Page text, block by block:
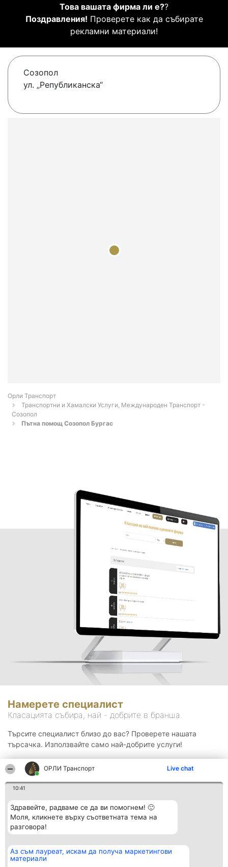
ОРЛИ Транспорт Live chat
10:41
Здравейте, радваме се да ви помогнем! 🙂
Моля, кликнете върху съответната тема на
разговора!
Аз съм лауреат, искам да получа маркетингови
материали
Това вашата фирма ли е??
Поздравления! Проверете как да събирате
рекламни материали!
Созопол
ул. „Републиканска“
Орли Транспорт
Транспортни и Хамалски Услуги, Международен Транспорт -
Созопол
Пътна помощ Созопол Бургас
Намерете специалист
Класацията събира, най - добрите в бранша.
Търсите специалист близо до вас? Проверете нашата
търсачка. Използвайте само най-добрите услуги!
Организатор на
класиране
Класация Контакти